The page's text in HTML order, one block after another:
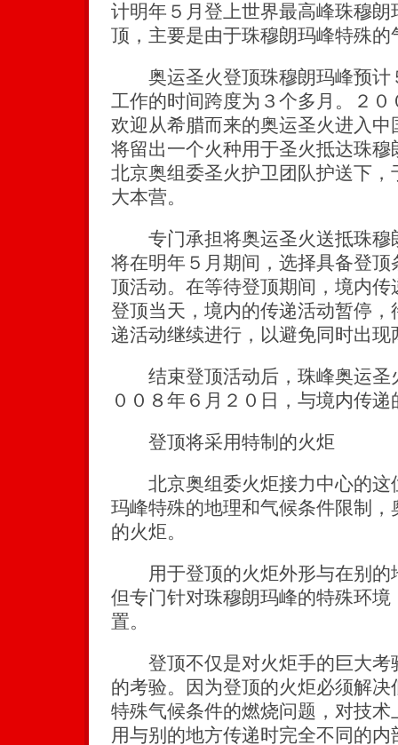
计明年５月登上世界最高峰珠穆
顶，主要是由于珠穆朗玛峰特殊的
奥运圣火登顶珠穆朗玛峰预计
工作的时间跨度为３个多月。２
欢迎从希腊而来的奥运圣火进入
将留出一个火种用于圣火抵达珠
北京奥组委圣火护卫团队护送下
大本营。
专门承担将奥运圣火送抵珠穆
将在明年５月期间，选择具备登
顶活动。在等待登顶期间，境内
登顶当天，境内的传递活动暂停
递活动继续进行，以避免同时出
结束登顶活动后，珠峰奥运圣
００８年６月２０日，与境内传
登顶将采用特制的火炬
北京奥组委火炬接力中心的这
玛峰特殊的地理和气候条件限制
的火炬。
用于登顶的火炬外形与在别的
但专门针对珠穆朗玛峰的特殊环
置。
登顶不仅是对火炬手的巨大考
的考验。因为登顶的火炬必须解
特殊气候条件的燃烧问题，对技
用与别的地方传递时完全不同的